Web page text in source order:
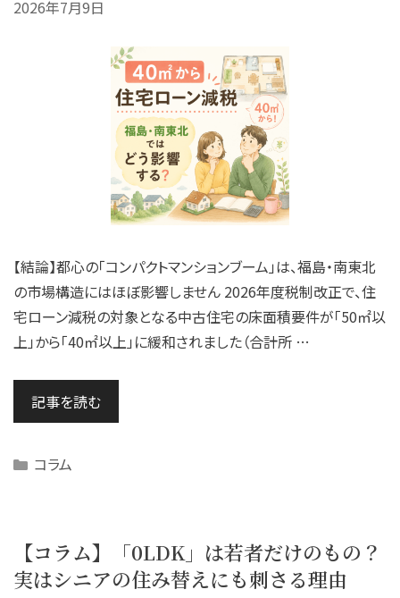
2026年7月9日
【結論】都心の「コンパクトマンションブーム」は、福島・南東北
の市場構造にはほぼ影響しません 2026年度税制改正で、住
宅ローン減税の対象となる中古住宅の床面積要件が「50㎡以
上」から「40㎡以上」に緩和されました（合計所 …
記事を読む
Categories
コラム
【コラム】「0LDK」は若者だけのもの？
実はシニアの住み替えにも刺さる理由